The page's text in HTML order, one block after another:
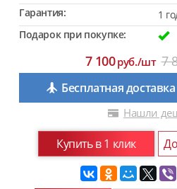
Гарантия:
1
Подарок при покупке:
7 100руб./шт 7
Бесплатная
Нашли
Купить в 1 клик